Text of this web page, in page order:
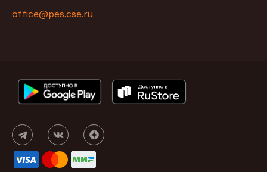
office@pes.cse.ru